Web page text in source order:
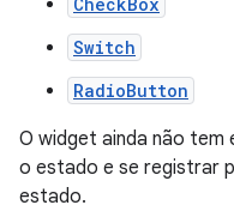
Switch
RadioButton
O widget ainda não tem
o estado e se registrar
estado.